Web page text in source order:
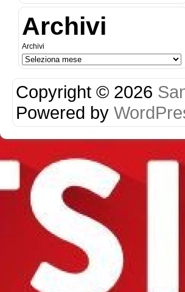
Archivi
Archivi
Copyright © 2026
Powered by